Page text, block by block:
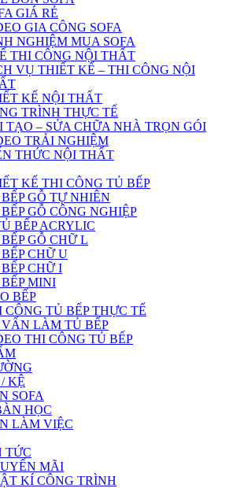
GIÁ RẺ
GIA CÔNG SOFA
NGHIỆM MUA SOFA
THI CÔNG NỘI THẤT
VỤ THIẾT KẾ – THI CÔNG NỘI
KẾ NỘI THẤT
TRÌNH THỰC TẾ
TẠO – SỬA CHỮA NHÀ TRỌN GÓI
TRẢI NGHIỆM
THỨC NỘI THẤT
KẾ THI CÔNG TỦ BẾP
GỖ TỰ NHIÊN
GỖ CÔNG NGHIỆP
BẾP ACRYLIC
GỖ CHỮ L
CHỮ U
CHỮ I
MINI
BẾP
CÔNG TỦ BẾP THỰC TẾ
LÀM TỦ BẾP
THI CÔNG TỦ BẾP
KỆ
SOFA
HỌC
LÀM VIỆC
TỨC
MÃI
KÍ CÔNG TRÌNH